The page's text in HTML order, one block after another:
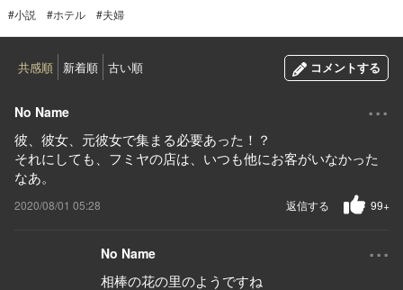
#小説 #ホテル #夫婦
共感順 新着順 古い順 コメントする
No Name ...
彼、彼女、元彼女で集まる必要あった！？
それにしても、フミヤの店は、いつも他にお客がいなかった
なあ。
2020/08/01 05:28 99+
返信する
No Name ...
相棒の花の里のようですね